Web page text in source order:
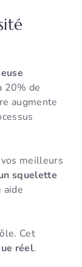
20% de
augmente
meilleurs
squelette
aide
Cet
réel.